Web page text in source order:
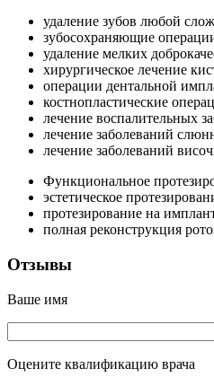
удаление зубов любой
зубосохраняющие
удаление мелких
хирургическое лечение
операции дентальной
костнопластические
лечение воспалительных
лечение заболеваний
лечение заболеваний
Функциональное
эстетическое
протезирование на
полная реконструкция
Отзывы
Ваше имя
Оцените квалификацию врача